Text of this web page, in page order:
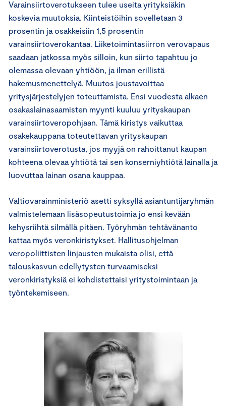
Varainsiirtoverotukseen tulee useita yrityksiäkin
koskevia muutoksia. Kiinteistöihin sovelletaan 3
prosentin ja osakkeisiin 1,5 prosentin
varainsiirtoverokantaa. Liiketoimintasiirron verovapaus
saadaan jatkossa myös silloin, kun siirto tapahtuu jo
olemassa olevaan yhtiöön, ja ilman erillistä
hakemusmenettelyä. Muutos joustavoittaa
yritysjärjestelyjen toteuttamista. Ensi vuodesta alkaen
osakaslainasaamisten myynti kuuluu yrityskaupan
varainsiirtoveropohjaan. Tämä kiristys vaikuttaa
osakekauppana toteutettavan yrityskaupan
varainsiirtoverotusta, jos myyjä on rahoittanut kaupan
kohteena olevaa yhtiötä tai sen konserniyhtiötä lainalla ja
luovuttaa lainan osana kauppaa.
Valtiovarainministeriö asetti syksyllä asiantuntijaryhmän
valmistelemaan lisäsopeutustoimia jo ensi kevään
kehysriihtä silmällä pitäen. Työryhmän tehtävänanto
kattaa myös veronkiristykset. Hallitusohjelman
veropoliittisten linjausten mukaista olisi, että
talouskasvun edellytysten turvaamiseksi
veronkiristyksiä ei kohdistettaisi yritystoimintaan ja
työntekemiseen.